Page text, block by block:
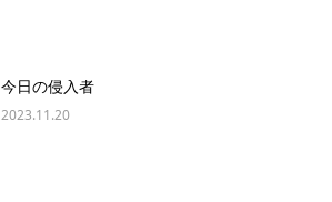
今日の侵入者
2023.11.20